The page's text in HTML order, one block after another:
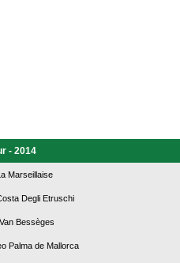
- 2014
Marseillaise
Degli Etruschi
Bessèges
Palma de Mallorca